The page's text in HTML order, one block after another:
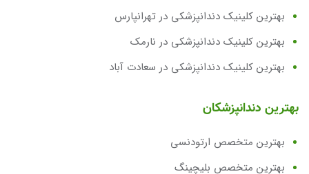
بهترین کلینیک دندانپزشکی در تهرانپارس
بهترین کلینیک دندانپزشکی در نارمک
بهترین کلینیک دندانپزشکی در سعادت آباد
بهترین دندانپزشکان
بهترین متخصص ارتودنسی
بهترین متخصص بلیچینگ